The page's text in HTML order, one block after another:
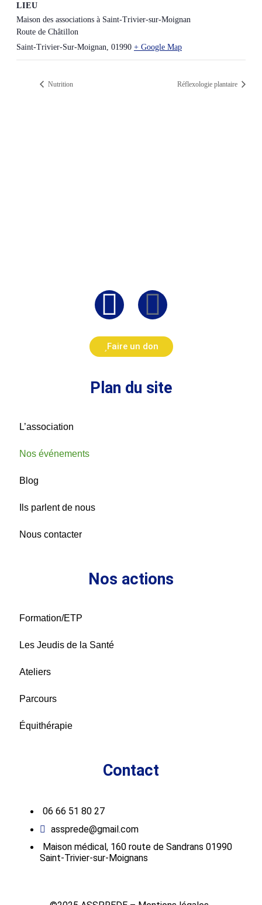
LIEU
Maison des associations à Saint-Trivier-sur-Moignan
Route de Châtillon
Saint-Trivier-Sur-Moignan 01990 + Google Map
Nutrition Réflexologie plantaire
Faire un don
Plan du site
L’association
Nos événements
Blog
Ils parlent de nous
Nous contacter
Nos actions
Formation/ETP
Les Jeudis de la Santé
Ateliers
Parcours
Équithérapie
Contact
06 66 51 80 27
assprede@gmail.com
Maison médical, 160 route de Sandrans 01990
Saint-Trivier-sur-Moignans